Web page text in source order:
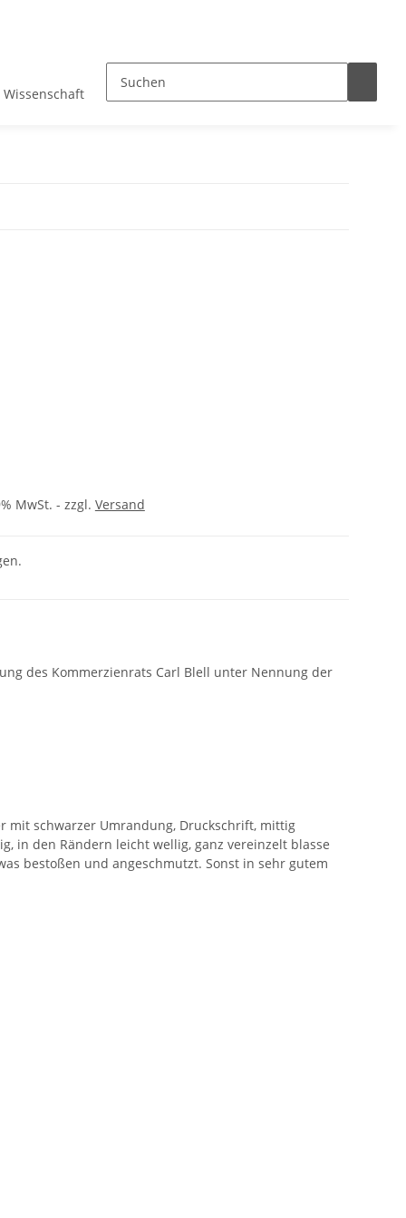
Wissenschaft
MwSt. - zzgl. Versand
des Kommerzienrats Carl Blell unter Nennung der
mit schwarzer Umrandung, Druckschrift, mittig
in den Rändern leicht wellig, ganz vereinzelt blasse
bestoßen und angeschmutzt. Sonst in sehr gutem